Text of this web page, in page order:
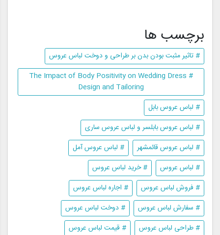
برچسب ها
# تاثیر مثبت بودن بدن بر طراحی و دوخت لباس عروس
# The Impact of Body Positivity on Wedding Dress
Design and Tailoring
# لباس عروس بابل
# لباس عروس بابلسر و لباس عروس ساری
# لباس عروس قائمشهر
# لباس عروس آمل
# لباس عروس
# خرید لباس عروس
# فروش لباس عروس
# اجاره لباس عروس
# سفارش لباس عروس
# دوخت لباس عروس
# طراحی لباس عروس
# قیمت لباس عروس